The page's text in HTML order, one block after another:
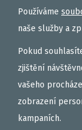
Používáme
naše služby a
Pokud
zjištění
vašeho
zobrazení
kampaních.